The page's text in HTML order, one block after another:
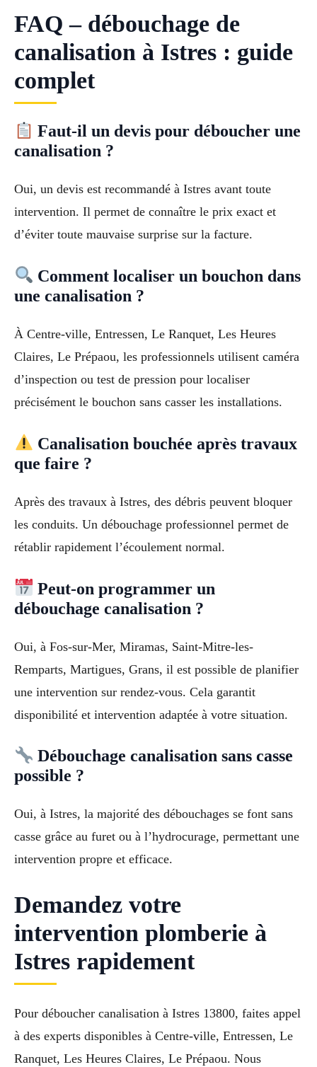
FAQ – débouchage de
canalisation à Istres : guide
complet
Faut-il un devis pour déboucher une
canalisation ?
Oui, un devis est recommandé à Istres avant toute
intervention. Il permet de connaître le prix exact et
d’éviter toute mauvaise surprise sur la facture.
Comment localiser un bouchon dans
une canalisation ?
À Centre-ville, Entressen, Le Ranquet, Les Heures
Claires, Le Prépaou, les professionnels utilisent caméra
d’inspection ou test de pression pour localiser
précisément le bouchon sans casser les installations.
Canalisation bouchée après travaux
que faire ?
Après des travaux à Istres, des débris peuvent bloquer
les conduits. Un débouchage professionnel permet de
rétablir rapidement l’écoulement normal.
Peut-on programmer un
débouchage canalisation ?
Oui, à Fos-sur-Mer, Miramas, Saint-Mitre-les-
Remparts, Martigues, Grans, il est possible de planifier
une intervention sur rendez-vous. Cela garantit
disponibilité et intervention adaptée à votre situation.
Débouchage canalisation sans casse
possible ?
Oui, à Istres, la majorité des débouchages se font sans
casse grâce au furet ou à l’hydrocurage, permettant une
intervention propre et efficace.
Demandez votre
intervention plomberie à
Istres rapidement
Pour déboucher canalisation à Istres 13800, faites appel
à des experts disponibles à Centre-ville, Entressen, Le
Ranquet, Les Heures Claires, Le Prépaou. Nous